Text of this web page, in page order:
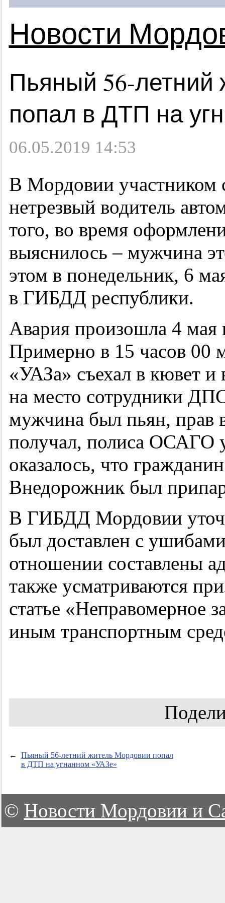
Новости
Пьяный 56-
попал в ДТП на
06.05.2019 14:53
В Мордовии участником
нетрезвый водитель
того, во время
выяснилось – мужчина
этом в понедельник, 6
в ГИБДД республики.
Авария произошла 4 мая
Примерно в 15 часов 00
«УАЗа» съехал в кювет
на место сотрудники
мужчина был пьян, прав
получал, полиса ОСАГО
оказалось, что
Внедорожник был
В ГИБДД Мордовии
был доставлен с
отношении составлены
также усматриваются
статье «Неправомерное
иным транспортным
←
Пьяный 56-летний житель Мордовии попал
в ДТП на угнанном «УАЗе»
© Новости Мордовии и